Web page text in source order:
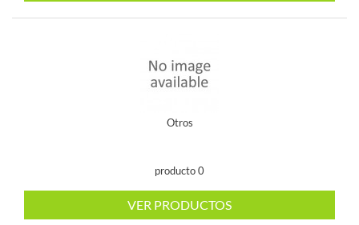
Otros
producto 0
VER PRODUCTOS